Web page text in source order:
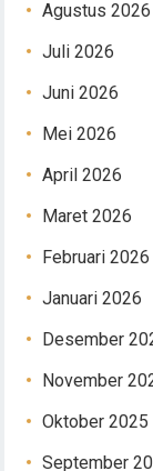
Agustus 2026
Juli 2026
Juni 2026
Mei 2026
April 2026
Maret 2026
Februari 2026
Januari 2026
Desember
November
Oktober 2025
September